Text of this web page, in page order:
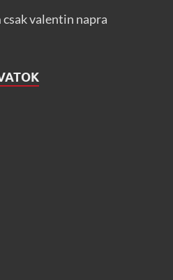
csak valentin napra